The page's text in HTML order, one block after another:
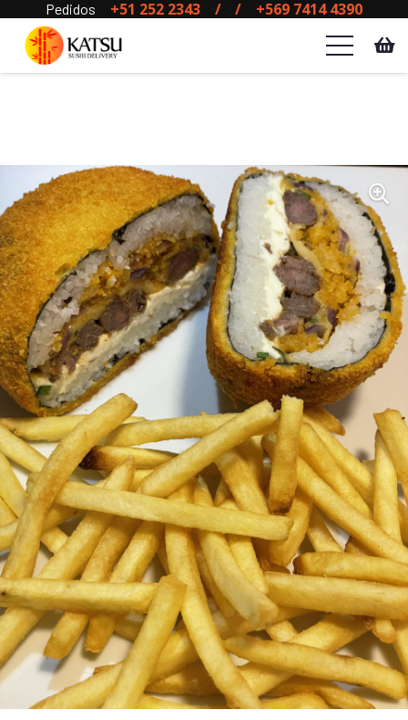
Pedidos +51 252 2343 / / +569 7414 4390